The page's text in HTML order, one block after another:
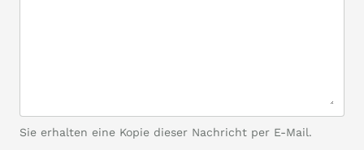
Sie erhalten eine Kopie dieser Nachricht per E-Mail.